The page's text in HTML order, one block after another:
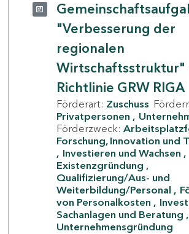
"Verbesserung der
regionalen
Wirtschaftsstruktur"
Richtlinie GRW RIGA
Förderart: Zuschuss
Privatpersonen
Förderzweck:
Forschung, Innovation und
Investieren und Wachsen
Existenzgründung
Qualifizierung/Aus- und
Weiterbildung/Personal
von Personalkosten
Sachanlagen und Beratung
Unternehmensgründung